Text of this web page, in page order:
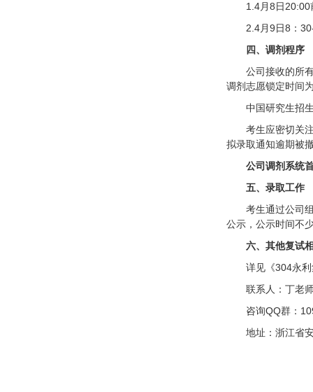
1.4月8日
2.4月9日8：
四、 调剂程序
公司接收的所
调剂志愿锁定时间
中国研究生招
考生应密切关
拟录取通知逾期被
公司调剂系统
五、录取工作
考生通过公司
公示，公示时间不
六、其他复试
详见《304永
联系人：丁老
咨询QQ群：
地址：浙江省